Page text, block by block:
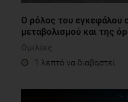
Ο ρόλος του εγκεφάλου
μεταβολισμού και της
Ομιλίες
1 λεπτό να διαβαστεί